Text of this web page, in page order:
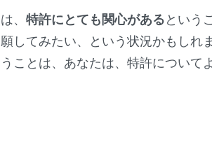
、 特許にとても関心がある という
てみたい、という状況かもしれま
ことは、あなたは、特許について